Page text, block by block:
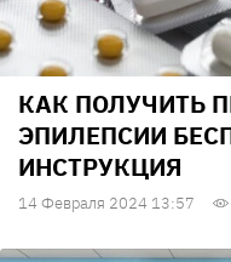
КАК ПОЛУЧИТЬ
ЭПИЛЕПСИИ
ИНСТРУКЦИЯ
14 Февраля 2024 13:57